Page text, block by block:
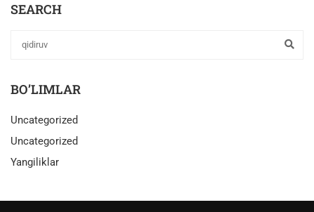
SEARCH
BO’LIMLAR
Uncategorized
Uncategorized
Yangiliklar